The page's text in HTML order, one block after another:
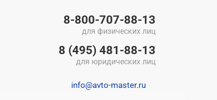
8-800-707-88-13
для физических лиц
8 (495) 481-88-13
для юридических лиц
info@avto-master.ru